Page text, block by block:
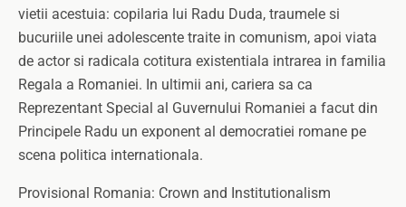
vietii acestuia: copilaria lui Radu Duda, traumele si
bucuriile unei adolescente traite in comunism, apoi viata
de actor si radicala cotitura existentiala intrarea in familia
Regala a Romaniei. In ultimii ani, cariera sa ca
Reprezentant Special al Guvernului Romaniei a facut din
Principele Radu un exponent al democratiei romane pe
scena politica internationala.
Provisional Romania: Crown and Institutionalism